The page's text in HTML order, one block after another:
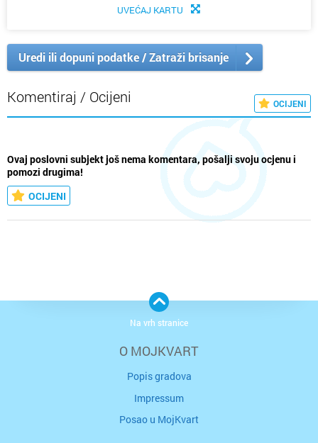
UVEĆAJ KARTU
Uredi ili dopuni podatke / Zatraži brisanje
Komentiraj / Ocijeni OCIJENI
Ovaj poslovni subjekt još nema komentara, pošalji svoju ocjenu i
pomozi drugima!
OCIJENI
O MOJKVART
Popis gradova
Impressum
Posao u MojKvart
Na vrh stranice